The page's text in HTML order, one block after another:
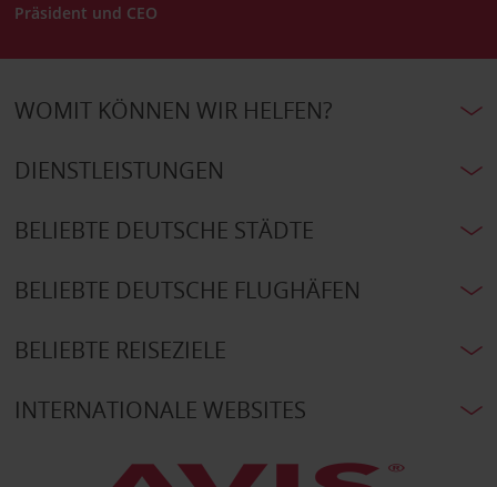
Präsident und CEO
WOMIT KÖNNEN WIR HELFEN?
DIENSTLEISTUNGEN
BELIEBTE DEUTSCHE STÄDTE
BELIEBTE DEUTSCHE FLUGHÄFEN
BELIEBTE REISEZIELE
INTERNATIONALE WEBSITES